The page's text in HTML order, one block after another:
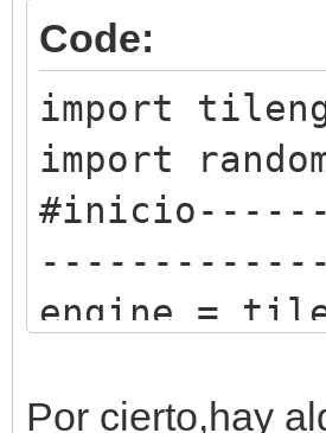
Code:
import
import
engine =
Por cierto,hay